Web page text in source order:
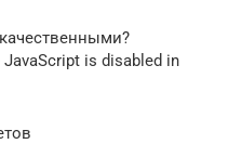
is disabled in